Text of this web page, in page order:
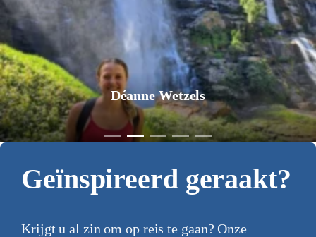
Déanne Wetzels
Geïnspireerd geraakt?
Krijgt u al zin om op reis te gaan? Onze